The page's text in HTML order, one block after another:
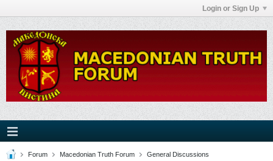
Login or Sign Up
Forum Macedonian Truth Forum General Discussions